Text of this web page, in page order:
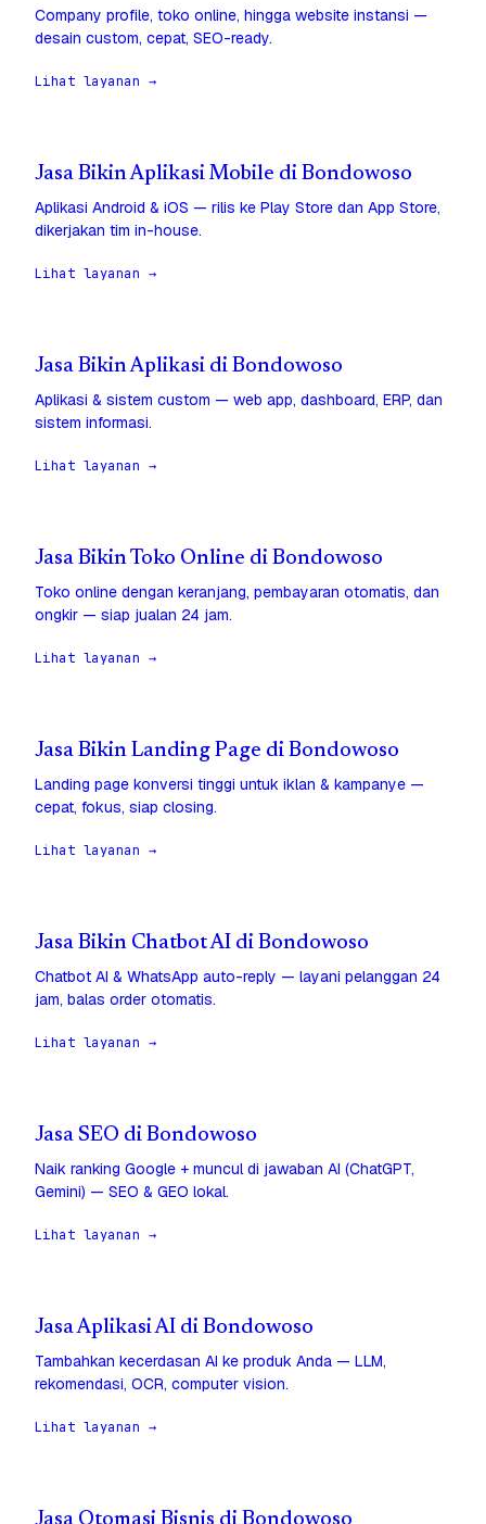
Company profile, toko online, hingga website instansi —
desain custom, cepat, SEO-ready.
Lihat layanan →
Jasa Bikin Aplikasi Mobile di Bondowoso
Aplikasi Android & iOS — rilis ke Play Store dan App Store,
dikerjakan tim in-house.
Lihat layanan →
Jasa Bikin Aplikasi di Bondowoso
Aplikasi & sistem custom — web app, dashboard, ERP, dan
sistem informasi.
Lihat layanan →
Jasa Bikin Toko Online di Bondowoso
Toko online dengan keranjang, pembayaran otomatis, dan
ongkir — siap jualan 24 jam.
Lihat layanan →
Jasa Bikin Landing Page di Bondowoso
Landing page konversi tinggi untuk iklan & kampanye —
cepat, fokus, siap closing.
Lihat layanan →
Jasa Bikin Chatbot AI di Bondowoso
Chatbot AI & WhatsApp auto-reply — layani pelanggan 24
jam, balas order otomatis.
Lihat layanan →
Jasa SEO di Bondowoso
Naik ranking Google + muncul di jawaban AI (ChatGPT,
Gemini) — SEO & GEO lokal.
Lihat layanan →
Jasa Aplikasi AI di Bondowoso
Tambahkan kecerdasan AI ke produk Anda — LLM,
rekomendasi, OCR, computer vision.
Lihat layanan →